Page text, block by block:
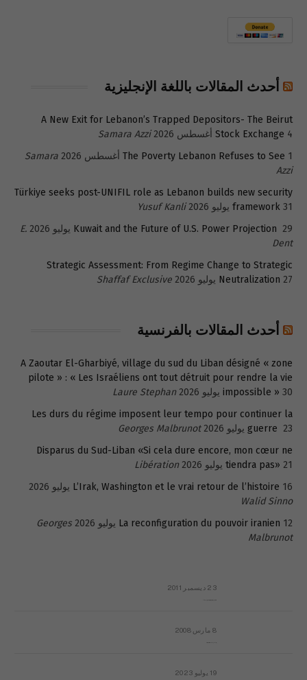
أحدث المقالات باللغة الإنجليزية
A New Exit for Lebanon’s Trapped Depositors- The Beirut
Stock Exchange 4 أغسطس 2026
Samara Azzi
The Poverty Lebanon Refuses to See 1 أغسطس 2026
Samara
Azzi
Türkiye seeks post-UNIFIL role as Lebanon builds new security
framework 31 يوليو 2026
Yusuf Kanli
Kuwait and the Future of U.S. Power Projection 29 يوليو 2026
E.
Dent
Strategic Assessment: From Regime Change to Strategic
Neutralization 27 يوليو 2026 Shaffaf Exclusive
أحدث المقالات بالفرنسية
A Zaoutar El-Gharbiyé, village du sud du Liban désigné « zone
pilote » : « Les Israéliens ont tout détruit pour rendre la vie
impossible » 30 يوليو 2026
Laure Stephan
Les durs du régime imposent leur tempo pour continuer la
guerre 23 يوليو 2026
Georges Malbrunot
Disparus du Sud-Liban «Si cela dure encore, mon cœur ne
tiendra pas» 21 يوليو 2026
Libération
L’Irak, Washington et le vrai retour de l’histoire 16 يوليو 2026
Walid Sinno
La reconfiguration du pouvoir iranien 12 يوليو 2026
Georges
Malbrunot
23 ديسمبر 2011
8 مارس 2008
19 يوليو 2023